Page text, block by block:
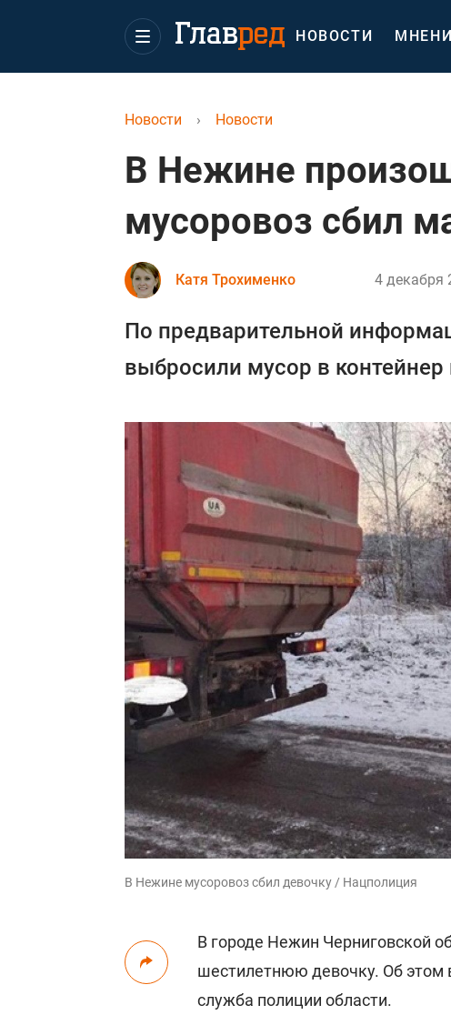
НОВОСТИ
Новости › Новости
В Нежине
мусоровоз сбил
Катя Трохименко 4 декабря
По предварительной
выбросили мусор в
В Нежине мусоровоз сбил девочку / Нацполиция
В городе Нежин Черниговской
шестилетнюю девочку. Об этом
служба полиции области.